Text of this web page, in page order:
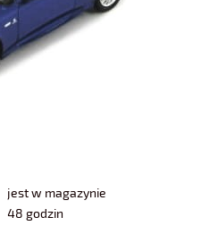
jest w magazynie
48 godzin